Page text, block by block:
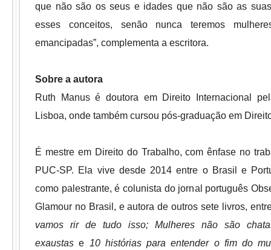
que não são os seus e idades que não são as
esses conceitos, senão nunca teremos
emancipadas”, complementa a escritora.
Sobre a autora
Ruth Manus é doutora em Direito Internacional
Lisboa, onde também cursou pós-graduação em
É mestre em Direito do Trabalho, com ênfase no
PUC-SP. Ela vive desde 2014 entre o Brasil e
como palestrante, é colunista do jornal português
Glamour no Brasil, e autora de outros sete livros,
vamos rir de tudo isso;
Mulheres não são
exaustas e 10 histórias para entender o fim do